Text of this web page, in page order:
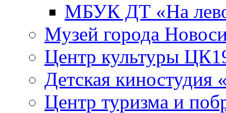
МБУК ДТ «На
Музей города
Центр культуры
Детская киностудия
Центр туризма и